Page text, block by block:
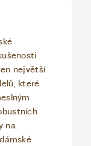
největší
které
na